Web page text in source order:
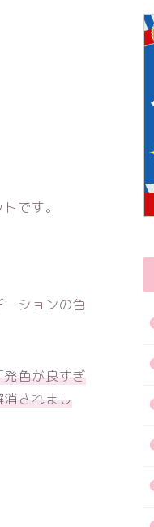
です。
ションの色
色が良すぎ
されまし